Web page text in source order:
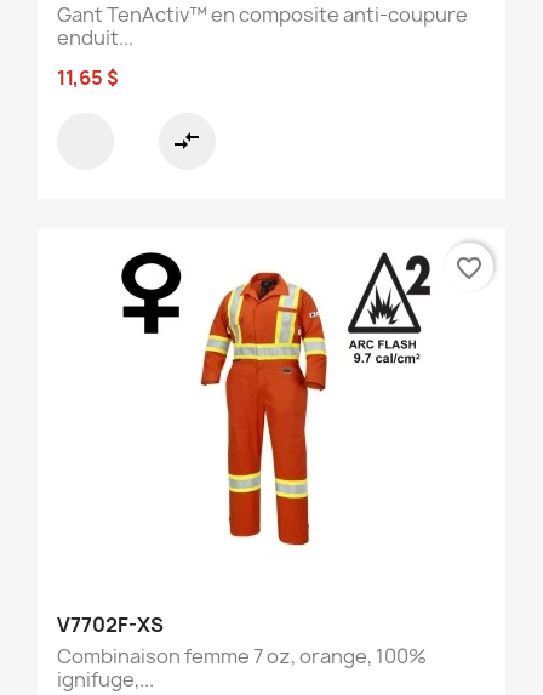
Gant TenActiv™ en composite anti-coupure
enduit...
11,65 $
compare_arrows
V7702F-XS
Combinaison femme 7 oz, orange, 100%
ignifuge,...
favorite_border